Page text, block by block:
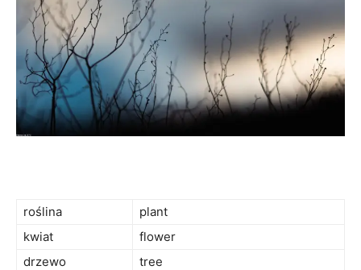
roślina
plant
kwiat
flower
drzewo
tree